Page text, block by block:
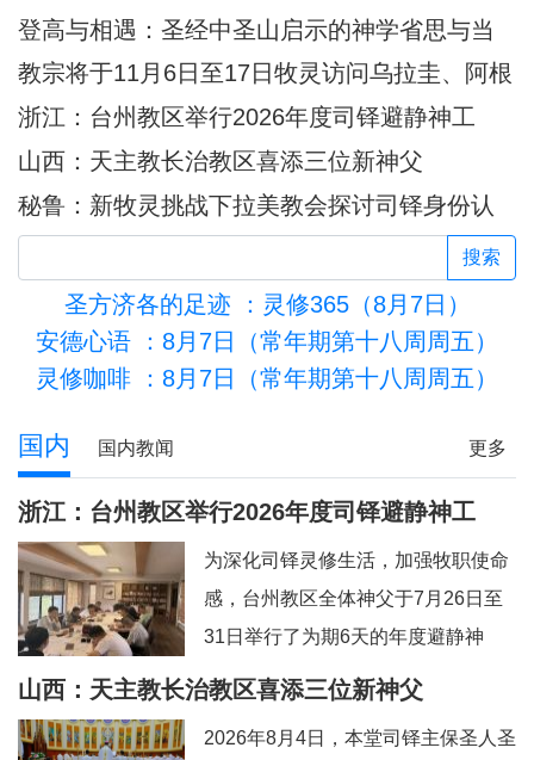
登高与相遇：圣经中圣山启示的神学省思与当
代意义
教宗将于11月6日至17日牧灵访问乌拉圭、阿根
廷和秘鲁
浙江：台州教区举行2026年度司铎避静神工
山西：天主教长治教区喜添三位新神父
秘鲁：新牧灵挑战下拉美教会探讨司铎身份认
同
搜索
圣方济各的足迹 ：灵修365（8月7日）
安德心语 ：8月7日（常年期第十八周周五）
灵修咖啡 ：8月7日（常年期第十八周周五）
更多
国内 国内教闻
浙江：台州教区举行2026年度司铎避静神工
为深化司铎灵修生活，加强牧职使命
感，台州教区全体神父于7月26日至
31日举行了为期6天的年度避静神
工。本次避静特别邀请到上海佘山修
深刻地认识真实的耶稣基督”。在当今
山西：天主教长治教区喜添三位新神父
2026年8月4日，本堂司铎主保圣人圣